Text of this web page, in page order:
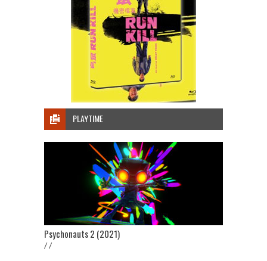
PLAYTIME
Psychonauts 2 (2021)
/ /